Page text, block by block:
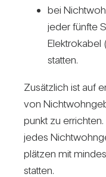
bei
jeder fünfte
Elek­tro­kabel
statten.
Zusätz­lich ist auf
von
punkt zu
jedes
plätzen mit
statten.